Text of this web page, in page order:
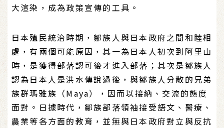
大渲染，成為政策宣傳的工具。
日本殖民統治時期，鄒族人與日本政府之間和睦相
處，有兩個可能原因，其一為日本人初次到阿里山
時，是獲得部落認可後才進入部落；其次是鄒族人
認為日本人是洪水傳說過後，與鄒族人分散的兄弟
族群瑪雅族（Maya），因而以接納、交流的態度
面對。日據時代，鄒族部落領袖接受語文、醫療、
農業等各方面的教育，並無與日本政府對立與反抗